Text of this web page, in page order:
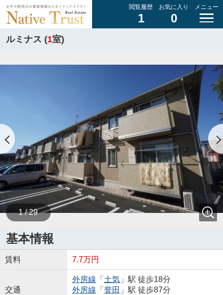
閲覧履歴
1
お気に入り
0
メニュー
ルミナス (1室)
1 / 29
基本情報
賃料 7.7万円
交通
外房線 「 土気」駅 徒歩18分
外房線 「 誉田 」駅 徒歩87分